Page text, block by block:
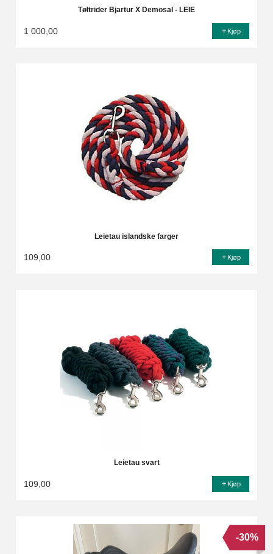
Tøltrider Bjartur X Demosal - LEIE
1 000,00 Kjøp
Leietau islandske farger
109,00 Kjøp
Leietau svart
109,00 Kjøp
-30%